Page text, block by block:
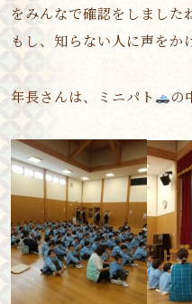
をみんなで確認をしました
もし、知らない人に声を
年長さんは、ミニパト の